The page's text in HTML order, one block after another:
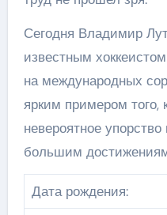
Сегодня Владимир
известным
на международных
ярким примером того,
невероятное
большим
Дата рождения: